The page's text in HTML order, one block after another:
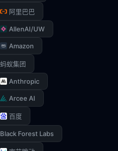
阿里巴巴
AllenAI/UW
Amazon
蚂蚁集团
Anthropic
Arcee AI
百度
Black Forest Labs